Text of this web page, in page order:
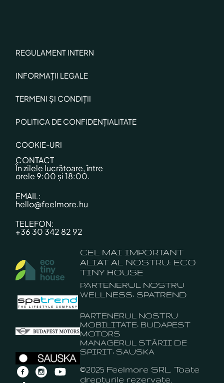
REGULAMENT INTERN
INFORMAȚII LEGALE
TERMENI ȘI CONDIȚII
POLITICA DE CONFIDENȚIALITATE
COOKIE-URI
CONTACT
În zilele lucrătoare, între
orele 9:00 și 18:00.
EMAIL:
hello@feelmore.hu
TELEFON:
+36 30 342 82 92
CEL MAI IMPORTANT
ALIAT AL NOSTRU: ECO
TINY HOUSE
PARTENERUL NOSTRU
WELLNESS: SPATREND
PARTENERUL NOSTRU
MOBILITATE: BUDAPEST
MOTORS
MANAGERUL STĂRII DE
SPIRIT: SAUSKA
©2025 Feelmore SRL. Toate
drepturile rezervate.